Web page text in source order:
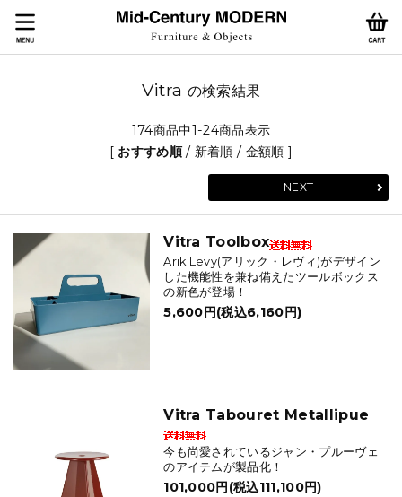
Vitra の検索結果
174商品中1-24商品表示
[ おすすめ順/ 新着順 / 金額順 ]
NEXT
Vitra Toolbox
Arik Levy(アリック・レヴィ)がデザイン
した機能性を兼ね備えたツールボックス
の新色が登場！
5,600円(税込6,160円)
Vitra Tabouret Metallipue
今も尚愛されているジャン・プルーヴェ
のアイテムが製品化！
101,000円(税込111,100円)